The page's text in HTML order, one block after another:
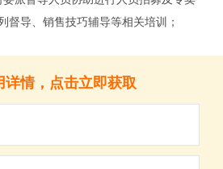
关
督导、销售技巧辅导等相关培训；
详情，点击立即获取